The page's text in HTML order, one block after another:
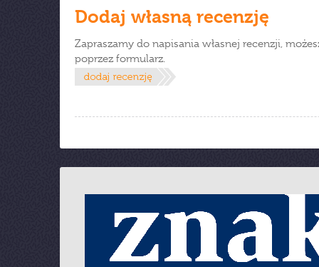
Dodaj własną recenzję
Zapraszamy do napisania własnej recenzji,
poprzez formularz.